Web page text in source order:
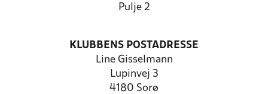
Pulje 2
KLUBBENS POSTADRESSE
Line Gisselmann
Lupinvej 3
4180 Sorø